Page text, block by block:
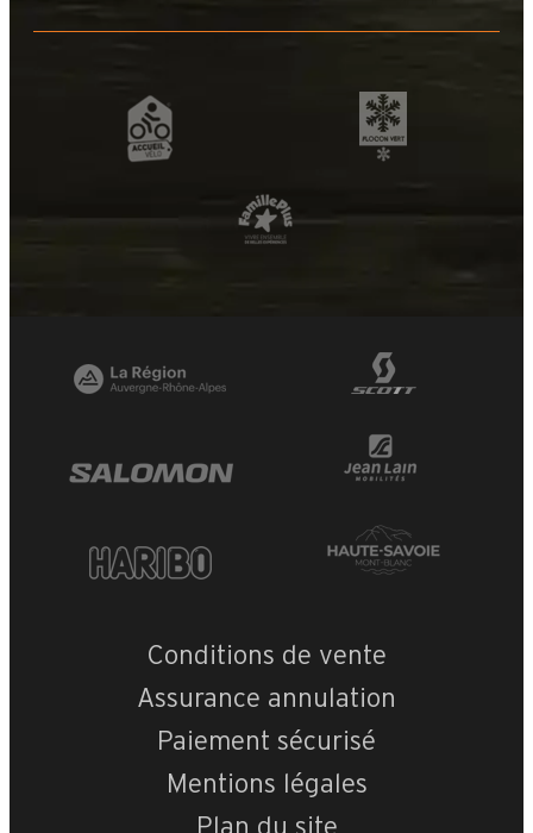
Conditions de vente
Assurance annulation
Paiement sécurisé
Mentions légales
Plan du site